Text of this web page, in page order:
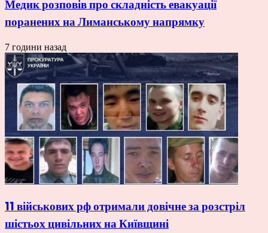
Медик розповів про складність евакуації
поранених на Лиманському напрямку
7 години назад
11 військових рф отримали довічне за розстріл
шістьох цивільних на Київщині